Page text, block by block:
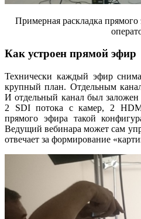
Примерная раскладка
Как устроен прямой эфир
Технически каждый эфир
крупный план. Отдельным
И отдельный канал был
2 SDI потока с камер, 2
прямого эфира такой
Ведущий вебинара может сам
отвечает за формирование